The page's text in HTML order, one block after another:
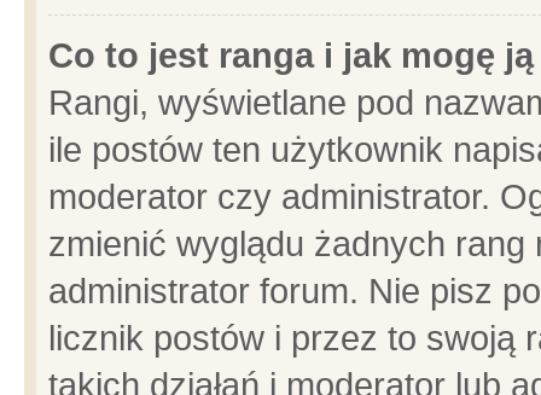
Co to jest ranga i jak mogę
Rangi, wyświetlane pod
ile postów ten użytkownik
moderator czy administrator.
zmienić wyglądu żadnych
administrator forum. Nie pisz
licznik postów i przez to swoją
takich działań i moderator lub